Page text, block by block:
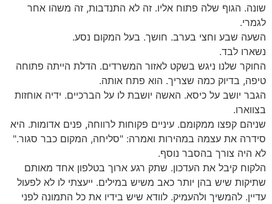
שונה. הגוף שלה פתוח אליו. זה לא התנדבות, זה משהו אחר
לגמרי.
השעה שבע וחצי בערב. חושך. בעל המקום נסע.
נשארו לבד.
החוקר שלנו ניגש בשקט לאזור המשרדים. הדלת הייתה פתוחה
טיפה, בדיוק כמה שצריך. הוא פתח אותה.
הגבר יושב על כיסא. האשה יושבת לו על הברכיים. ידיה אוחזות
בצווארו.
שניהם קפצו ממקומם. עיניים פקוחות לרווחה, פנים אדומות. היא
סידרה את עצמה במהירות ואמרה: "סליחה, המקום כבר סגור."
לא היה צורך בהסבר נוסף.
הלקוח קיבל את העדכון. שתק רגע ארוך בטלפון אחד מאותם
שתיקות שיש בהן יותר כאב משיש במילים. ייעצתי לו לא לפעול
עדיין. להמשיך ולהעמיק. לוודא שיש בידיו את כל התמונה לפני